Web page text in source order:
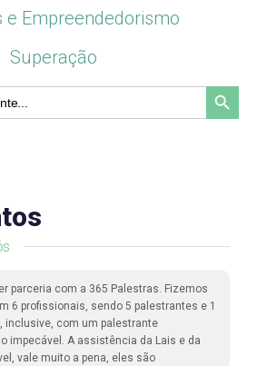
e Empreendedorismo
Superação
Search Button
parceria com a 365 Palestras. Fizemos
6 profissionais, sendo 5 palestrantes e 1
inclusive, com um palestrante
impecável. A assistência da Lais e da
vale muito a pena, eles são